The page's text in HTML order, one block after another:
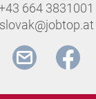
664 3831001
slovak@jobtop.at